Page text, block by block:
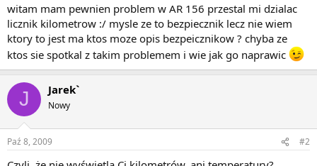
witam mam pewnien problem w AR 156 przestal mi dzialac
licznik kilometrow :/ mysle ze to bezpiecznik lecz nie wiem
ktory to jest ma ktos moze opis bezpeicznikow ? chyba ze
ktos sie spotkal z takim problemem i wie jak go naprawic
J Jarek`
Nowy
Paź 8, 2009 #2